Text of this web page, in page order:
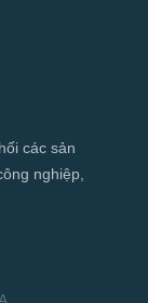
các sản
nghiệp,